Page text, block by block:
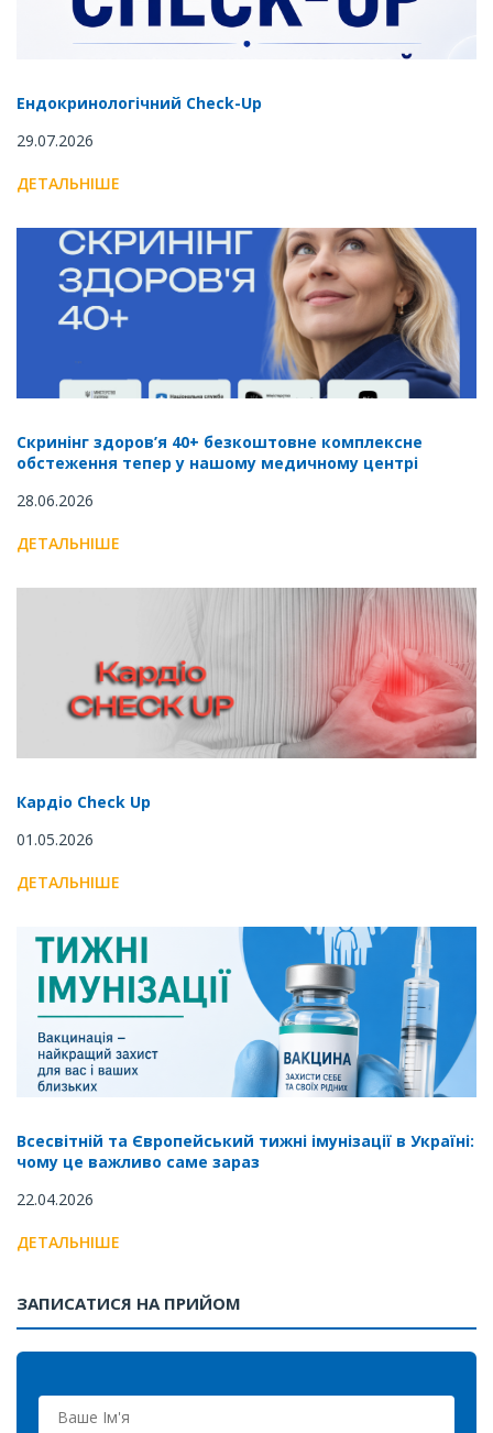
Ендокринологічний Check-Up
29.07.2026
ДЕТАЛЬНІШЕ
Скринінг здоров’я 40+ безкоштовне комплексне
обстеження тепер у нашому медичному центрі
28.06.2026
ДЕТАЛЬНІШЕ
Кардіо Check Up
01.05.2026
ДЕТАЛЬНІШЕ
Всесвітній та Європейський тижні імунізації в Україні:
чому це важливо саме зараз
22.04.2026
ДЕТАЛЬНІШЕ
ЗАПИСАТИСЯ НА ПРИЙОМ